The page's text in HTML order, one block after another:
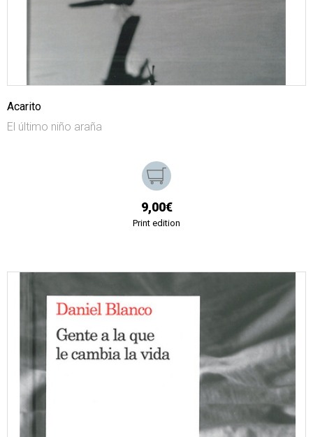
Acarito
El último niño araña
9,00€
Print edition